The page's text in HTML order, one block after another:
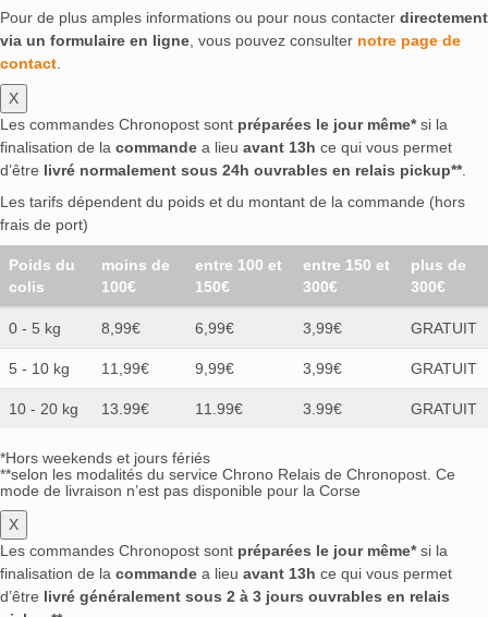
Pour de plus amples informations ou pour nous contacter directement
via un formulaire en ligne, vous pouvez consulter notre page de
contact.
X
Les commandes Chronopost sont préparées le jour même*si la
finalisation de la commande a lieu avant 13h ce qui vous permet
d’être livré normalement sous 24h ouvrables en relais pickup**.
Les tarifs dépendent du poids et du montant de la commande (hors
frais de port)
Poids du
colis
moins de
100€
entre 100 et
150€
entre 150 et
300€
plus de
300€
0 - 5 kg 8,99€ 6,99€ 3,99€ GRATUIT
5 - 10 kg 11,99€ 9,99€ 3,99€ GRATUIT
10 - 20 kg 13.99€ 11.99€ 3.99€ GRATUIT
*Hors weekends et jours fériés
**selon les modalités du service Chrono Relais de Chronopost. Ce
mode de livraison n’est pas disponible pour la Corse
X
Les commandes Chronopost sont préparées le jour même*si la
finalisation de la commande a lieu avant 13h ce qui vous permet
d’être livré généralement sous 2 à 3 jours ouvrables en relais